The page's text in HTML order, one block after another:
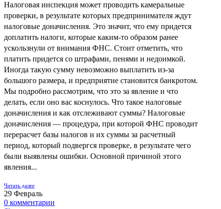
Налоговая инспекция может проводить камеральные
проверки, в результате которых предпринимателя ждут
налоговые доначисления. Это значит, что ему придется
доплатить налоги, которые каким-то образом ранее
ускользнули от внимания ФНС. Стоит отметить, что
платить придется со штрафами, пенями и недоимкой.
Иногда такую сумму невозможно выплатить из-за
большого размера, и предприятие становится банкротом.
Мы подробно рассмотрим, что это за явление и что
делать, если оно вас коснулось. Что такое налоговые
доначисления и как отслеживают суммы? Налоговые
доначисления — процедура, при которой ФНС проводит
перерасчет базы налогов и их суммы за расчетный
период, который подвергся проверке, в результате чего
были выявлены ошибки. Основной причиной этого
явления...
Читать далее
29 Февраль
0 комментарии